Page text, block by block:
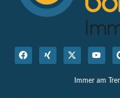
Immer am